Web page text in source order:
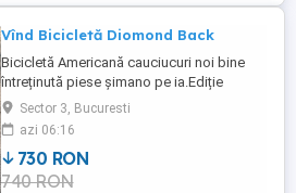
Vînd Bicicletă Diomond Back
Bicicletă Americană cauciucuri noi bine
întreținută piese șimano pe ia.Ediție
Limitată Made in SUA.
Sector 3, Bucuresti
azi 06:16
730 RON
740 RON